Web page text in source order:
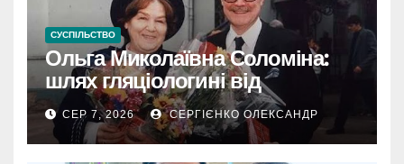
СУСПІЛЬСТВО
Ольга Миколаївна Соломіна:
шлях гляціологині від
експедиційної кухарки до
директора Інституту географії
РАН
СЕР 7, 2026 СЕРГІЄНКО ОЛЕКСАНДР